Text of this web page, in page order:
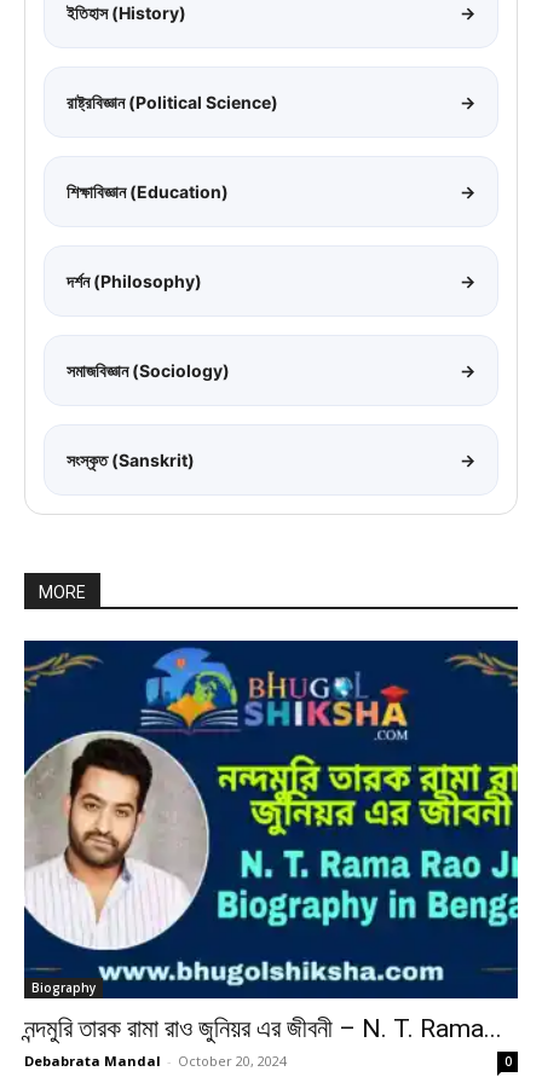
ইতিহাস (History) →
রাষ্ট্রবিজ্ঞান (Political Science) →
শিক্ষাবিজ্ঞান (Education) →
দর্শন (Philosophy) →
সমাজবিজ্ঞান (Sociology) →
সংস্কৃত (Sanskrit) →
MORE
Biography
নন্দমুরি তারক রামা রাও জুনিয়র এর জীবনী – N. T. Rama...
Debabrata Mandal - October 20, 2024 0